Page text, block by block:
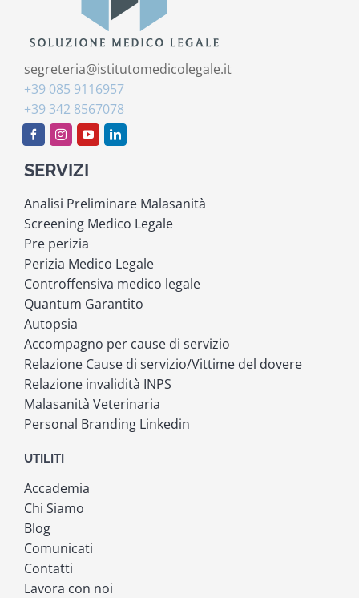
segreteria@istitutomedicolegale.it
+39 085 9116957
+39 342 8567078
SERVIZI
Analisi Preliminare Malasanità
Screening Medico Legale
Pre perizia
Perizia Medico Legale
Controffensiva medico legale
Quantum Garantito
Autopsia
Accompagno per cause di servizio
Relazione Cause di servizio/Vittime del dovere
Relazione invalidità INPS
Malasanità Veterinaria
Personal Branding Linkedin
UTILITI
Accademia
Chi Siamo
Blog
Comunicati
Contatti
Lavora con noi